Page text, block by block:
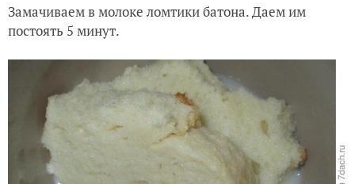
Замачиваем в молоке ломтики батона. Даем им
постоять 5 минут.